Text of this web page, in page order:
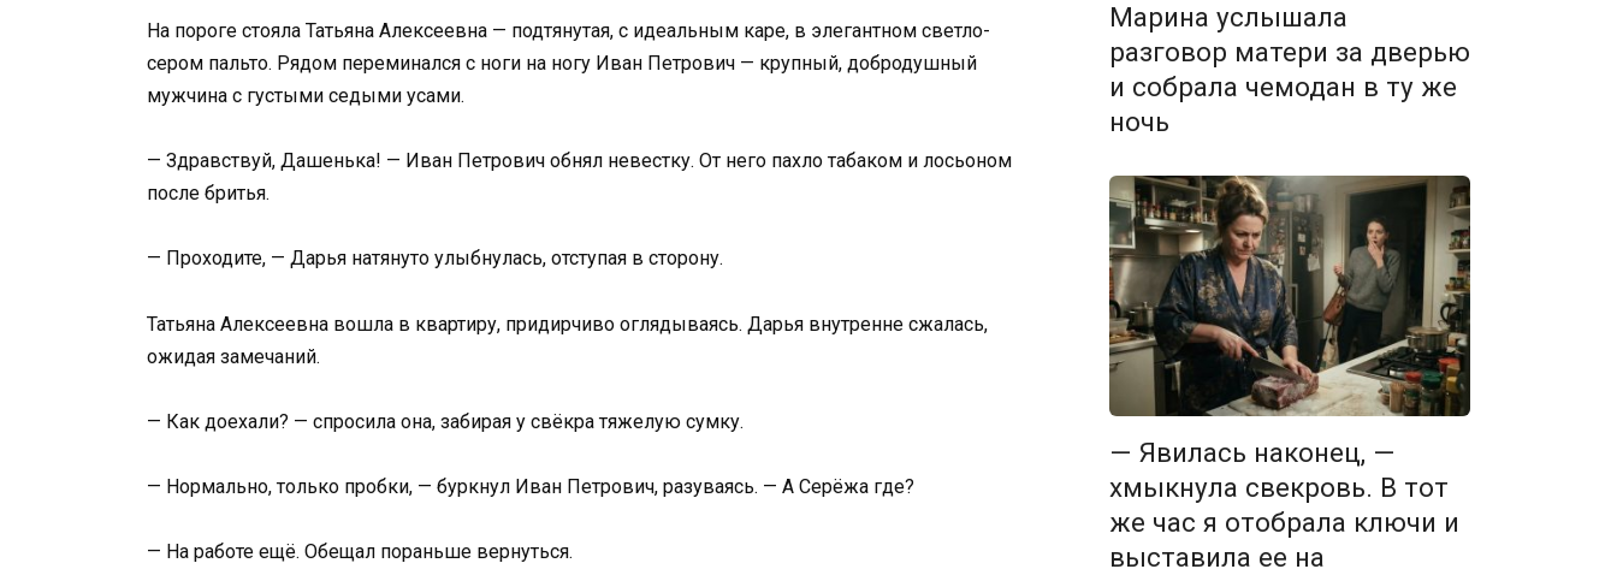
На пороге стояла Татьяна Алексеевна — подтянутая, с идеальным каре, в элегантном светло-
сером пальто. Рядом переминался с ноги на ногу Иван Петрович — крупный, добродушный
мужчина с густыми седыми усами.
— Здравствуй, Дашенька! — Иван Петрович обнял невестку. От него пахло табаком и лосьоном
после бритья.
— Проходите, — Дарья натянуто улыбнулась, отступая в сторону.
Татьяна Алексеевна вошла в квартиру, придирчиво оглядываясь. Дарья внутренне сжалась,
ожидая замечаний.
— Как доехали? — спросила она, забирая у свёкра тяжелую сумку.
— Нормально, только пробки, — буркнул Иван Петрович, разуваясь. — А Серёжа где?
— На работе ещё. Обещал пораньше вернуться.
Марина услышала
разговор матери за дверью
и собрала чемодан в ту же
ночь
— Явилась наконец, —
хмыкнула свекровь. В тот
же час я отобрала ключи и
выставила ее на